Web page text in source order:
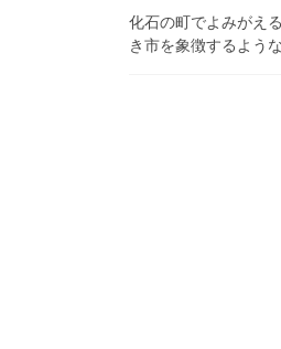
化石の町でよみがえ
き市を象徴するよう